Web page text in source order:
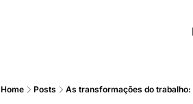
Home Posts As transformações do